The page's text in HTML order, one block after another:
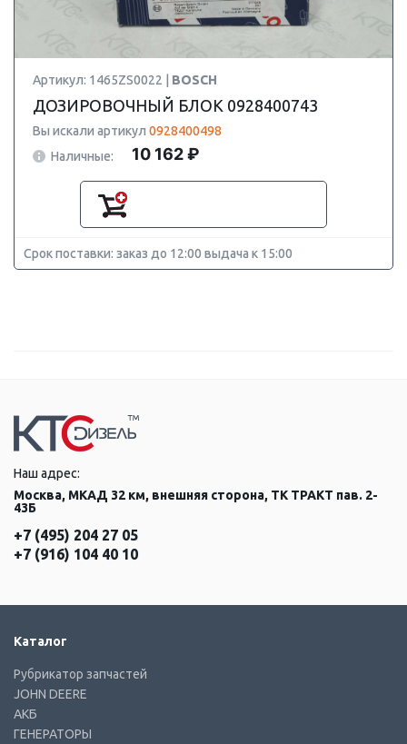
Артикул: 1465ZS0022 | BOSCH
ДОЗИРОВОЧНЫЙ БЛОК 0928400743
Вы искали артикул 0928400498
Наличные:
10 162 ₽
Срок поставки: заказ до 12:00 выдача к 15:00
Наш адрес:
Москва, МКАД 32 км, внешняя сторона, ТК ТРАКТ пав. 2-
43Б
+7 (495) 204 27 05
+7 (916) 104 40 10
Каталог
Рубрикатор запчастей
JOHN DEERE
АКБ
ГЕНЕРАТОРЫ